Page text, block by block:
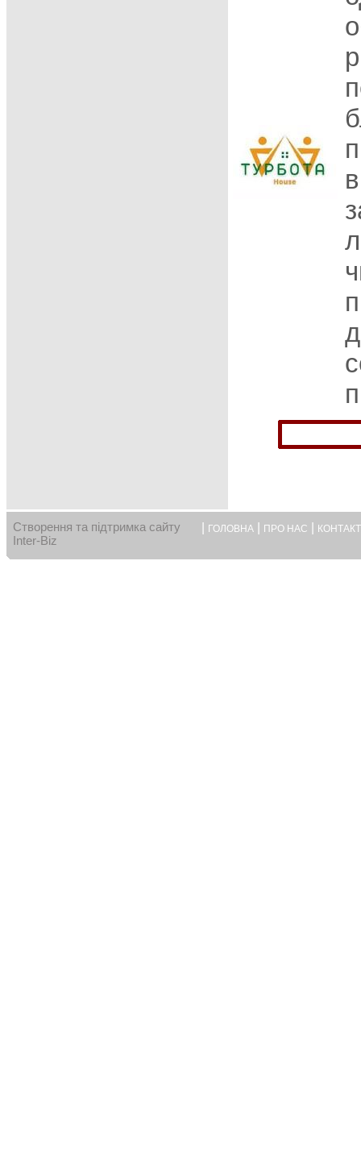
Створення та підтримка сайту
Inter-Biz
ГОЛОВНА ПРО НАС